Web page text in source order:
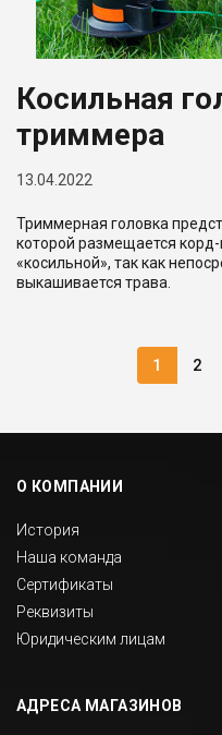
Косильная
триммера
13.04.2022
Триммерная головка
которой размещается
«косильной», так как
выкашивается трава.
Нумерация
Текущая
страница
1 2
О КОМПАНИИ
История
Наша команда
Сертификаты
Реквизиты
Юридическим лицам
АДРЕСА МАГАЗИНОВ